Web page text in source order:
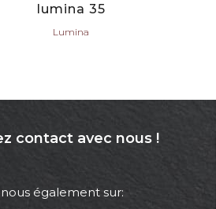
lumina 35
Lumina
contact avec nous !
également sur: